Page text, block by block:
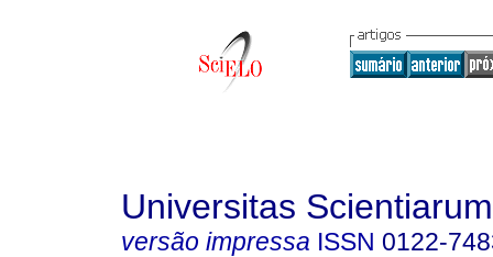
Universitas Scientiarum
versão impressa ISSN 0122-